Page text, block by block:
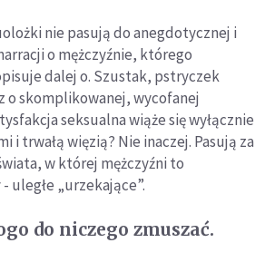
nie pasują do anegdotycznej i
o mężczyźnie, którego
dalej o. Szustak, pstryczek
o skomplikowanej, wycofanej
seksualna wiąże się wyłącznie
i trwałą więzią? Nie inaczej. Pasują za
w której mężczyźni to
uległe „urzekające”.
do niczego zmuszać.